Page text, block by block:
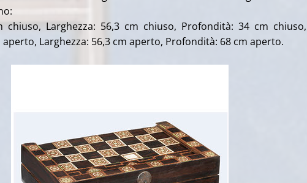
chiuso, Larghezza: 56,3 cm chiuso, Profondità: 34 cm chiuso,
aperto, Larghezza: 56,3 cm aperto, Profondità: 68 cm aperto.